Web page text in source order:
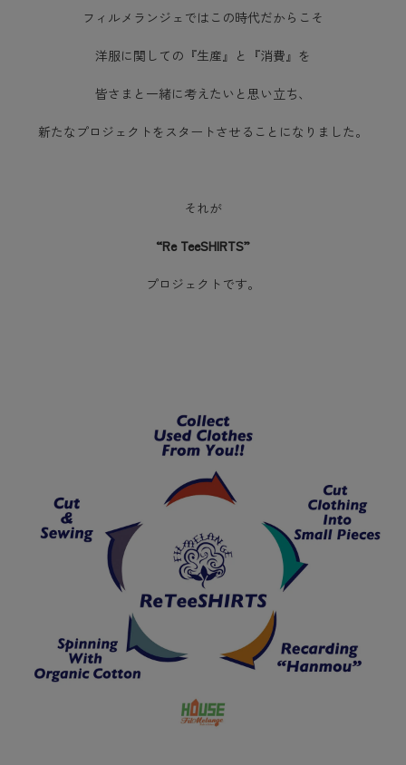
フィルメランジェではこの時代だからこそ
洋服に関しての『生産』と『消費』を
皆さまと一緒に考えたいと思い立ち、
新たなプロジェクトをスタートさせることになりました。
それが
“Re TeeSHIRTS”
プロジェクトです。